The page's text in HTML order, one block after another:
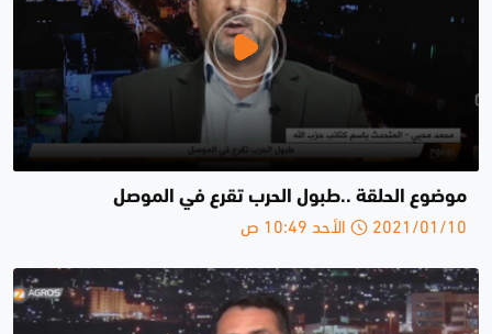
موضوع الحلقة ..طبول الحرب تقرع في الموصل
2021/01/10 الأحد 10:49 ص